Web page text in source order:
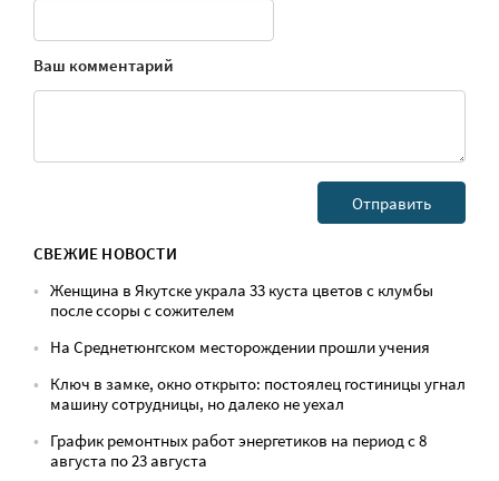
Ваш комментарий
СВЕЖИЕ НОВОСТИ
Женщина в Якутске украла 33 куста цветов с клумбы
после ссоры с сожителем
На Среднетюнгском месторождении прошли учения
Ключ в замке, окно открыто: постоялец гостиницы угнал
машину сотрудницы, но далеко не уехал
График ремонтных работ энергетиков на период с 8
августа по 23 августа